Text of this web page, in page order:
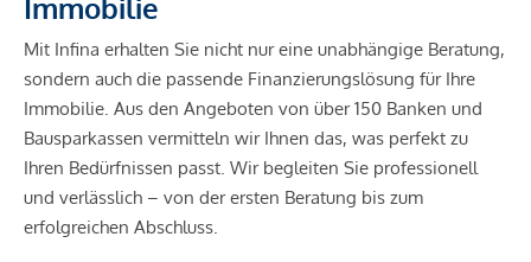
Immobilie
Mit Infina erhalten Sie nicht nur eine unabhängige Beratung,
sondern auch die passende Finanzierungslösung für Ihre
Immobilie. Aus den Angeboten von über 150 Banken und
Bausparkassen vermitteln wir Ihnen das, was perfekt zu
Ihren Bedürfnissen passt. Wir begleiten Sie professionell
und verlässlich – von der ersten Beratung bis zum
erfolgreichen Abschluss.